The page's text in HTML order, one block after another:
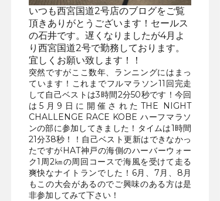
いつも西宮国道2号店のブログをご覧
頂きありがとうございます！セールス
の石井です。遅くなりましたが4月よ
り西宮国道2号で勤務しております。
宜しくお願い致します！！
突然ですがここ数年、ランニングにはまっ
ています！これまでフルマラソン11回完走
して自己ベストは3時間2分50秒です！今回
は5月9日に開催されたTHE NIGHT
CHALLENGE RACE KOBE ハーフマラソ
ンの部に参加してきました！タイムは1時間
21分38秒！！自己ベスト更新はできなかっ
たですがHAT神戸の海側のハーバーウォー
ク1周2㎞の周回コースで海風を受けて走る
爽快なナイトランでした！6月、7月、8月
もこの大会があるのでご興味のある方は是
非参加してみて下さい！